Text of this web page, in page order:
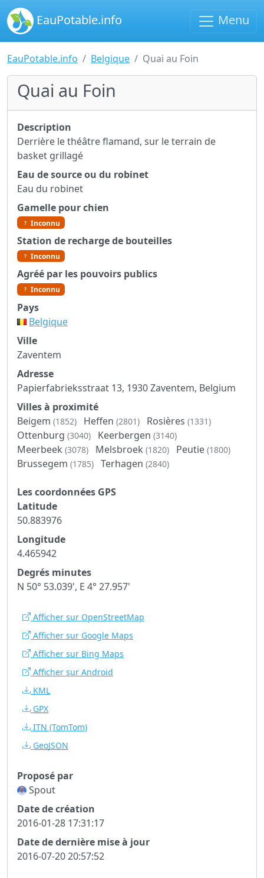
EauPotable.info Menu
EauPotable.info Belgique Quai au Foin
Quai au Foin
Description
Derrière le théâtre flamand, sur le terrain de
basket grillagé
Eau de source ou du robinet
Eau du robinet
Gamelle pour chien
Inconnu
Station de recharge de bouteilles
Inconnu
Agréé par les pouvoirs publics
Inconnu
Pays
Belgique
Ville
Zaventem
Adresse
Papierfabrieksstraat 13, 1930 Zaventem, Belgium
Villes à proximité
Beigem (1852) Heffen (2801) Rosières (1331)
Ottenburg (3040) Keerbergen (3140)
Meerbeek (3078) Melsbroek (1820) Peutie (1800)
Brussegem (1785) Terhagen (2840)
Les coordonnées GPS
Latitude
50.883976
Longitude
4.465942
Degrés minutes
N 50° 53.039', E 4° 27.957'
Afficher sur OpenStreetMap
Afficher sur Google Maps
Afficher sur Bing Maps
Afficher sur Android
KML
GPX
ITN (TomTom)
GeoJSON
Proposé par
Spout
Date de création
2016-01-28 17:31:17
Date de dernière mise à jour
2016-07-20 20:57:52